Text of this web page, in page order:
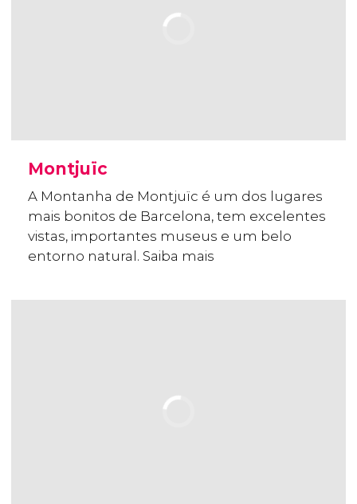
Montjuïc
A Montanha de Montjuïc é um dos lugares
mais bonitos de Barcelona, tem excelentes
vistas, importantes museus e um belo
entorno natural. Saiba mais